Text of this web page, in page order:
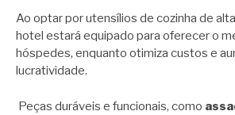
Ao optar por utensílios de cozinha de
hotel estará equipado para oferecer o
hóspedes, enquanto otimiza custos e
lucratividade.
Peças duráveis e funcionais, como